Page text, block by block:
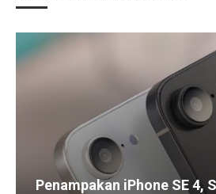
Penampakan iPhone SE 4,